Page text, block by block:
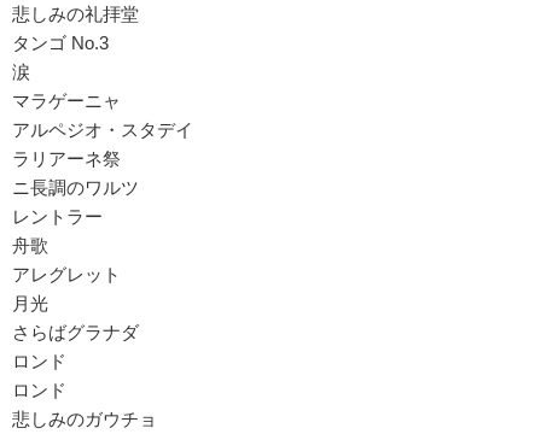
悲しみの礼拝堂
タンゴ No.3
涙
マラゲーニャ
アルペジオ・スタデイ
ラリアーネ祭
ニ長調のワルツ
レントラー
舟歌
アレグレット
月光
さらばグラナダ
ロンド
ロンド
悲しみのガウチョ